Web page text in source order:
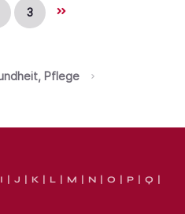
3
Pflege
I J K L M N O P Q